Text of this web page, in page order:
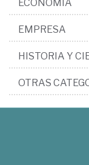
ECONOMÍA
EMPRESA
HISTORIA Y
OTRAS